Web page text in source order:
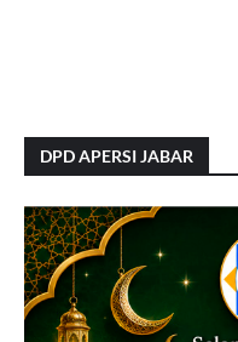
DPD APERSI JABAR